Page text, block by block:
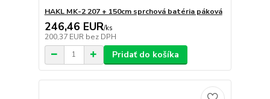
HAKL MK-2 207 + 150cm sprchová batéria páková
246,46 EUR/ks
200,37 EUR bez DPH
Pridať do košíka